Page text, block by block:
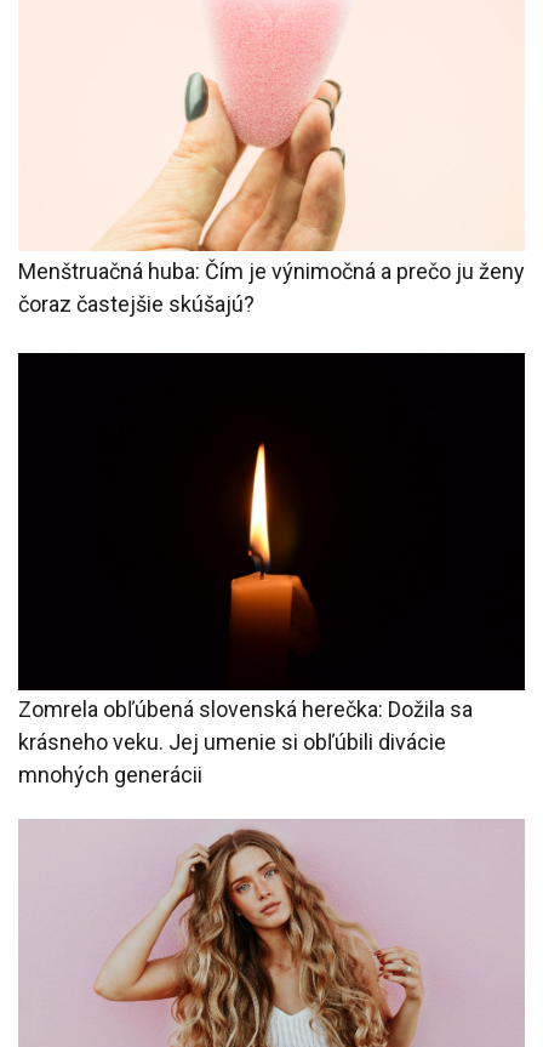
Menštruačná huba: Čím je výnimočná a prečo ju ženy
čoraz častejšie skúšajú?
Zomrela obľúbená slovenská herečka: Dožila sa
krásneho veku. Jej umenie si obľúbili divácie
mnohých generácii